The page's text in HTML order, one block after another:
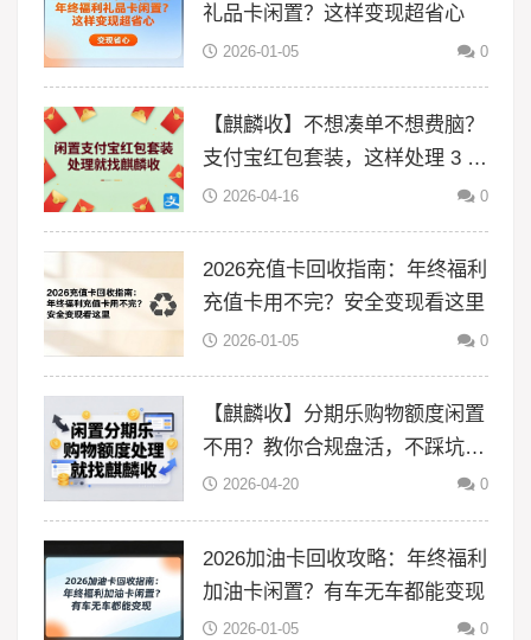
礼品卡闲置？这样变现超省心
2026-01-05 0
【麒麟收】不想凑单不想费脑？
支付宝红包套装，这样处理 3 分
钟搞定
2026-04-16 0
2026充值卡回收指南：年终福利
充值卡用不完？安全变现看这里
2026-01-05 0
【麒麟收】分期乐购物额度闲置
不用？教你合规盘活，不踩坑更
省心2026-04-20 0
2026加油卡回收攻略：年终福利
加油卡闲置？有车无车都能变现
2026-01-05 0